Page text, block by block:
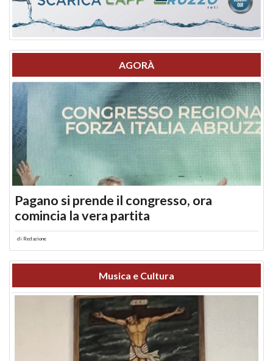
AGORÀ
Pagano si prende il congresso, ora
comincia la vera partita
di Redazione
Musica e Cultura